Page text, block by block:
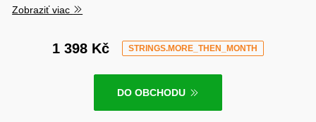
Zobraziť viac
1 398 Kč STRINGS.MORE_THEN_MONTH
DO OBCHODU